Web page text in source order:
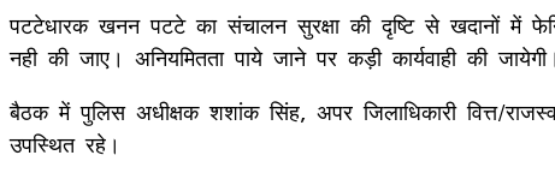
पटटेधारक खनन पटटे का संचालन सुरक्षा की दृष्टि से खदानों में
नही की जाए। अनियमितता पाये जाने पर कड़ी कार्यवाही की जायेगी।
बैठक में पुलिस अधीक्षक शशांक सिंह, अपर जिलाधिकारी वित्त/
उपस्थित रहे।